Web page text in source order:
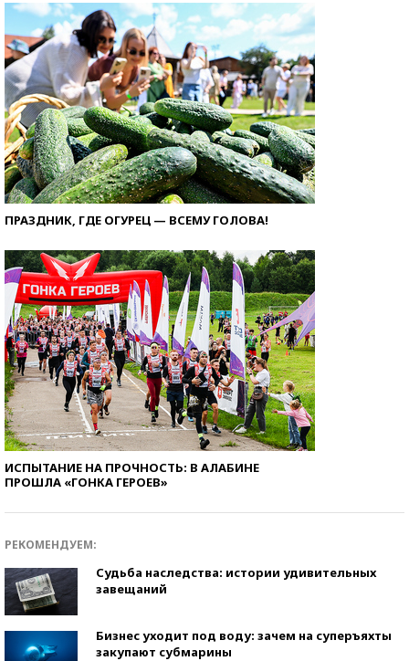
ПРАЗДНИК, ГДЕ ОГУРЕЦ — ВСЕМУ ГОЛОВА!
ИСПЫТАНИЕ НА ПРОЧНОСТЬ: В АЛАБИНЕ
ПРОШЛА «ГОНКА ГЕРОЕВ»
РЕКОМЕНДУЕМ:
Судьба наследства: истории удивительных
завещаний
Бизнес уходит под воду: зачем на суперъяхты
закупают субмарины